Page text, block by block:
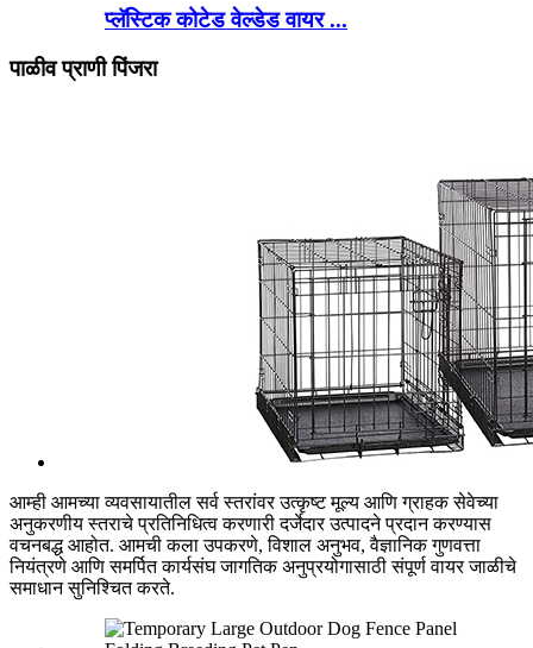
प्लॅस्टिक कोटेड वेल्डेड वायर ...
पाळीव प्राणी पिंजरा
आम्ही आमच्या व्यवसायातील सर्व स्तरांवर उत्कृष्ट मूल्य आणि ग्राहक सेवेच्या
अनुकरणीय स्तराचे प्रतिनिधित्व करणारी दर्जेदार उत्पादने प्रदान करण्यास
वचनबद्ध आहोत. आमची कला उपकरणे, विशाल अनुभव, वैज्ञानिक गुणवत्ता
नियंत्रणे आणि समर्पित कार्यसंघ जागतिक अनुप्रयोगासाठी संपूर्ण वायर जाळीचे
समाधान सुनिश्चित करते.